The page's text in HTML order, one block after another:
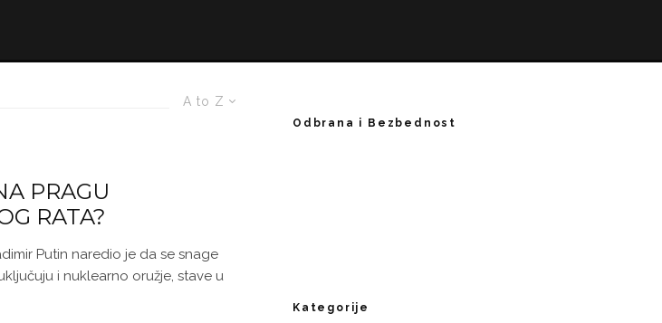
A to Z
PRAGU
RATA?
Putin naredio je da se snage
i nuklearno oružje, stave u
Odbrana i Bezbednost
Kategorije